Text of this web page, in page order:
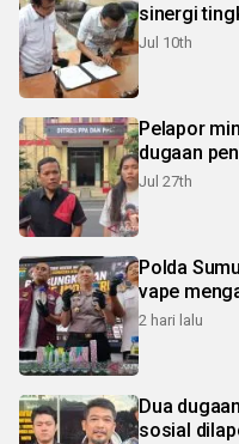
sinergi
Jul 10th
Pelapor
dugaan
Jul 27th
Polda
vape
2 hari lalu
Dua
sosial